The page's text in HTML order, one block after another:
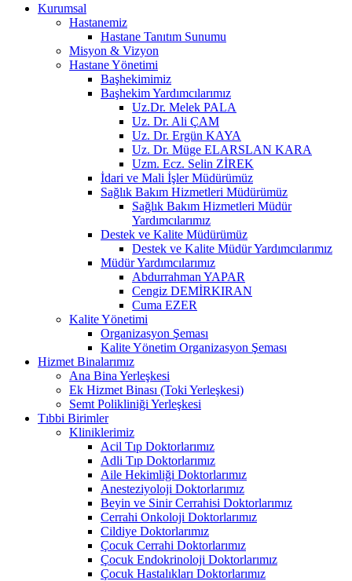
Kurumsal
Hastanemiz
Hastane Tanıtım Sunumu
Misyon & Vizyon
Hastane Yönetimi
Başhekimimiz
Başhekim Yardımcılarımız
Uz.Dr. Melek PALA
Uz. Dr. Ali ÇAM
Uz. Dr. Ergün KAYA
Uz. Dr. Müge ELARSLAN KARA
Uzm. Ecz. Selin ZİREK
İdari ve Mali İşler Müdürümüz
Sağlık Bakım Hizmetleri Müdürümüz
Sağlık Bakım Hizmetleri Müdür
Yardımcılarımız
Destek ve Kalite Müdürümüz
Destek ve Kalite Müdür Yardımcılarımız
Müdür Yardımcılarımız
Abdurrahman YAPAR
Cengiz DEMİRKIRAN
Cuma EZER
Kalite Yönetimi
Organizasyon Şeması
Kalite Yönetim Organizasyon Şeması
Hizmet Binalarımız
Ana Bina Yerleşkesi
Ek Hizmet Binası (Toki Yerleşkesi)
Semt Polikliniği Yerleşkesi
Tıbbi Birimler
Kliniklerimiz
Acil Tıp Doktorlarımız
Adli Tıp Doktorlarımız
Aile Hekimliği Doktorlarımız
Anesteziyoloji Doktorlarımız
Beyin ve Sinir Cerrahisi Doktorlarımız
Cerrahi Onkoloji Doktorlarımız
Cildiye Doktorlarımız
Çocuk Cerrahi Doktorlarımız
Çocuk Endokrinoloji Doktorlarımız
Çocuk Hastalıkları Doktorlarımız